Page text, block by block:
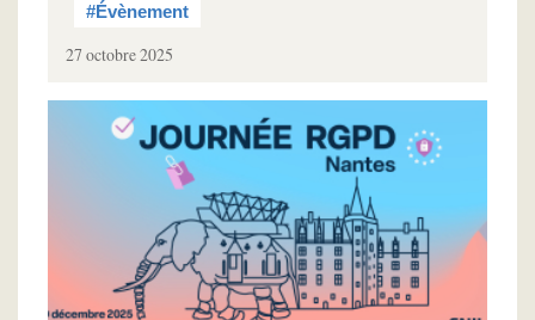
#Évènement
27 octobre 2025